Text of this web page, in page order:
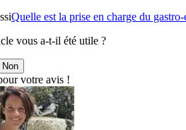
Quelle est la prise en charge du
vous a-t-il été utile ?
Non
votre avis !